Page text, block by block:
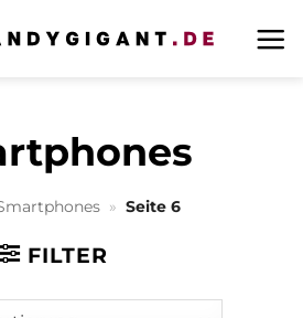
» Seite 6
FILTER